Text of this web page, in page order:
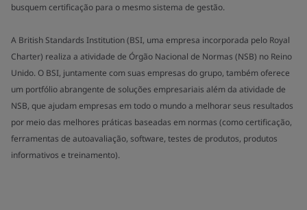
busquem certificação para o mesmo sistema de gestão.
A British Standards Institution (BSI, uma empresa incorporada pelo Royal
Charter) realiza a atividade de Órgão Nacional de Normas (NSB) no Reino
Unido. O BSI, juntamente com suas empresas do grupo, também oferece
um portfólio abrangente de soluções empresariais além da atividade de
NSB, que ajudam empresas em todo o mundo a melhorar seus resultados
por meio das melhores práticas baseadas em normas (como certificação,
ferramentas de autoavaliação, software, testes de produtos, produtos
informativos e treinamento).